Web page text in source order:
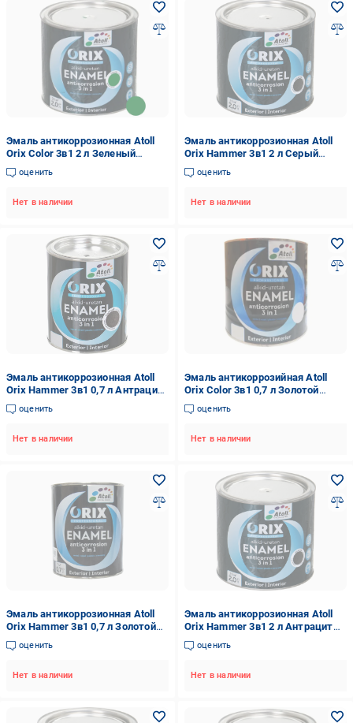
Эмаль антикоррозионная Atoll
Orix Color 3в1 2 л Зеленый
(2573779269)
оценить
Нет в наличии
Эмаль антикоррозионная Atoll
Orix Hammer 3в1 2 л Серый
(2573841268)
оценить
Нет в наличии
Эмаль антикоррозионная Atoll
Orix Hammer 3в1 0,7 л Антрацит
(2573813133)
оценить
Нет в наличии
Эмаль антикоррозийная Atoll
Orix Color 3в1 0,7 л Золотой
(2573801862)
оценить
Нет в наличии
Эмаль антикоррозионная Atoll
Orix Hammer 3в1 0,7 л Золотой
(2573828610)
оценить
Нет в наличии
Эмаль антикоррозионная Atoll
Orix Hammer 3в1 2 л Антрацит
(2573816073)
оценить
Нет в наличии